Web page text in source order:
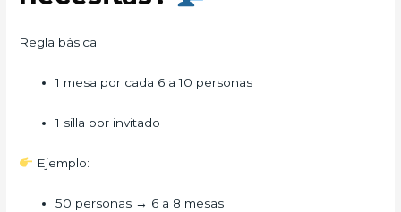
Regla básica:
1 mesa por cada 6 a 10 personas
1 silla por invitado
Ejemplo:
50 personas → 6 a 8 mesas